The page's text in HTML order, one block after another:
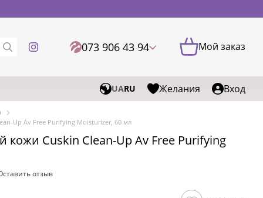
073 906 43 94 Мой заказ
UARU Желания Вход
Up Av Free Purifying Moisturizer, 60 мл
кожи Cuskin Clean-Up Av Free Purifying
отзыв